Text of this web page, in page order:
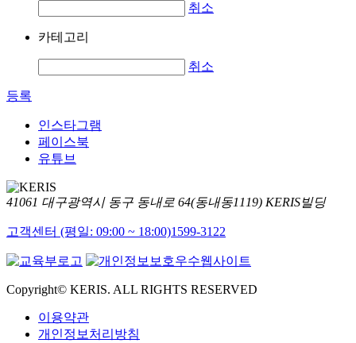
취소
카테고리
취소
등록
인스타그램
페이스북
유튜브
41061 대구광역시 동구 동내로 64(동내동1119) KERIS빌딩
고객센터 (평일: 09:00 ~ 18:00)1599-3122
Copyright© KERIS. ALL RIGHTS RESERVED
이용약관
개인정보처리방침